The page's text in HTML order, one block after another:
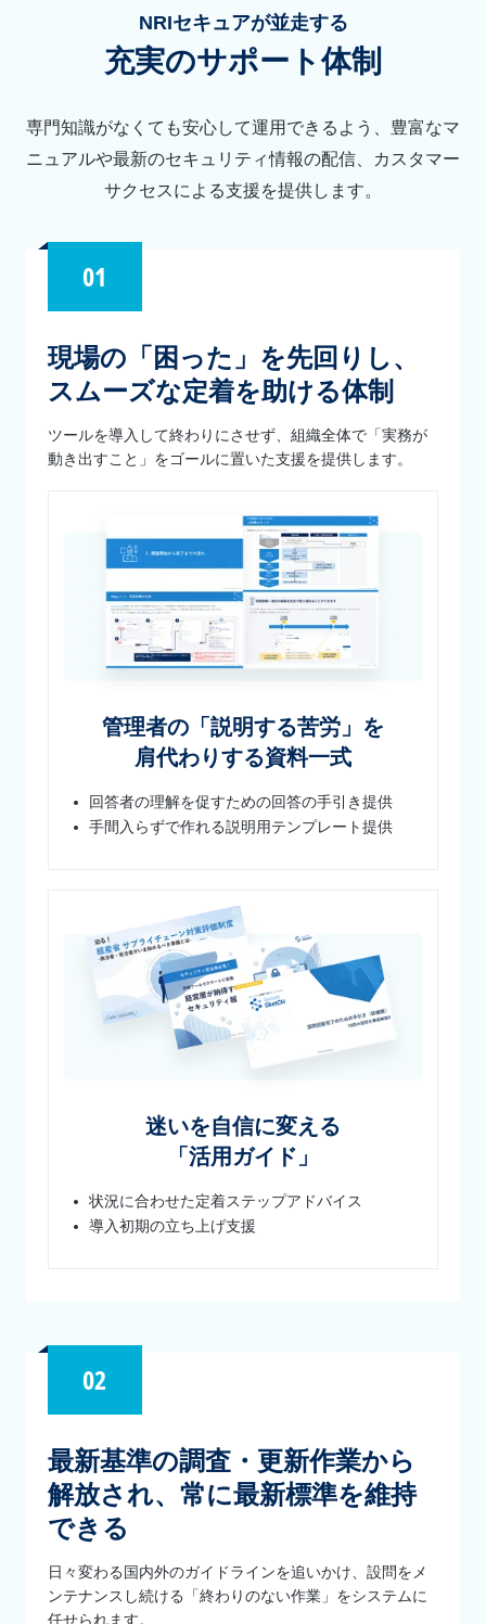
NRIセキュアが並走する
充実のサポート体制
専門知識がなくても安心して運用できるよう、豊富なマ
ニュアルや最新のセキュリティ情報の配信、
カスタマー
サクセスによる支援を提供します。
01
現場の「困った」を先回りし、
スムーズな定着を助ける体制
ツールを導入して終わりにさせず、組織全体で「実務が
動き出すこと」をゴールに置いた支援を提供します。
管理者の「説明する苦労」を
肩代わりする資料一式
回答者の理解を促すための回答の手引き提供
手間入らずで作れる説明用テンプレート提供
迷いを自信に変える
「活用ガイド」
状況に合わせた定着ステップアドバイス
導入初期の立ち上げ支援
02
最新基準の調査・更新作業から
解放され、常に最新標準を維持
できる
日々変わる国内外のガイドラインを追いかけ、設問をメ
ンテナンスし続ける「終わりのない作業」をシステムに
任せられます。